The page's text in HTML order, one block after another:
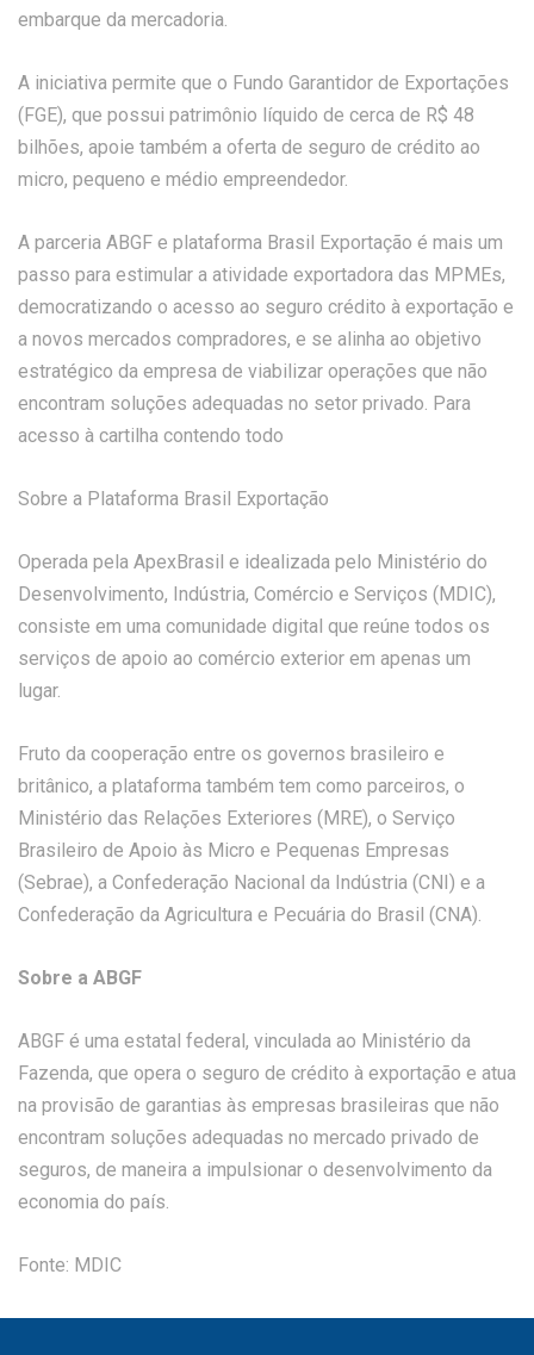
embarque da mercadoria.
A iniciativa permite que o Fundo Garantidor de Exportações
(FGE), que possui patrimônio líquido de cerca de R$ 48
bilhões, apoie também a oferta de seguro de crédito ao
micro, pequeno e médio empreendedor.
A parceria ABGF e plataforma Brasil Exportação é mais um
passo para estimular a atividade exportadora das MPMEs,
democratizando o acesso ao seguro crédito à exportação e
a novos mercados compradores, e se alinha ao objetivo
estratégico da empresa de viabilizar operações que não
encontram soluções adequadas no setor privado. Para
acesso à cartilha contendo todo
Sobre a Plataforma Brasil Exportação
Operada pela ApexBrasil e idealizada pelo Ministério do
Desenvolvimento, Indústria, Comércio e Serviços (MDIC),
consiste em uma comunidade digital que reúne todos os
serviços de apoio ao comércio exterior em apenas um
lugar.
Fruto da cooperação entre os governos brasileiro e
britânico, a plataforma também tem como parceiros, o
Ministério das Relações Exteriores (MRE), o Serviço
Brasileiro de Apoio às Micro e Pequenas Empresas
(Sebrae), a Confederação Nacional da Indústria (CNI) e a
Confederação da Agricultura e Pecuária do Brasil (CNA).
Sobre a ABGF
ABGF é uma estatal federal, vinculada ao Ministério da
Fazenda, que opera o seguro de crédito à exportação e atua
na provisão de garantias às empresas brasileiras que não
encontram soluções adequadas no mercado privado de
seguros, de maneira a impulsionar o desenvolvimento da
economia do país.
Fonte: MDIC